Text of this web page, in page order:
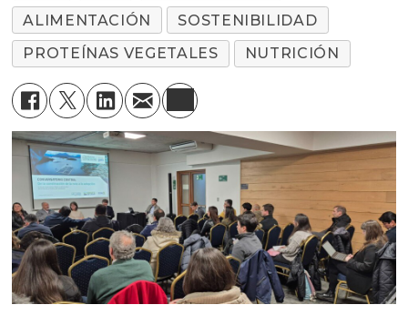
ALIMENTACIÓN
SOSTENIBILIDAD
PROTEÍNAS VEGETALES
NUTRICIÓN